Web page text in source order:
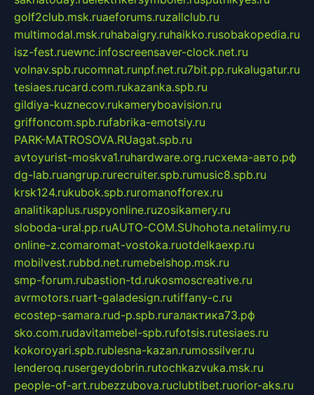
golf2club.msk.ruaeforums.ruzallclub.ru
multimodal.msk.ruhabaigry.ruhaikko.rusobakopedia.ru
isz-fest.ruewnc.infoscreensaver-clock.net.ru
volnav.spb.rucomnat.runpf.net.ru7bit.pp.rukalugatur.ru
tesiaes.rucard.com.rukazanka.spb.ru
gildiya-kuznecov.rukameryboavision.ru
griffoncom.spb.rufabrika-emotsiy.ru
PARK-MATROSOVA.RUagat.spb.ru
avtoyurist-moskva1.ruhardware.org.ruсхема-авто.рф
dg-lab.ruangrup.rurecruiter.spb.rumusic8.spb.ru
krsk124.rukubok.spb.ruromanofforex.ru
analitikaplus.ruspyonline.ruzosikamery.ru
sloboda-ural.pp.ruAUTO-COM.SUhohota.netalimy.ru
online-z.comaromat-vostoka.ruotdelkaexp.ru
mobilvest.rubbd.net.rumebelshop.msk.ru
smp-forum.rubastion-td.rukosmoscreative.ru
avrmotors.ruart-galadesign.rutiffany-c.ru
ecostep-samara.rud-p.spb.ruгалактика73.рф
sko.com.rudavitamebel-spb.rufotsis.rutesiaes.ru
kokoroyari.spb.rublesna-kazan.rumossilver.ru
lenderoq.rusergeydobrin.rutochkazvuka.msk.ru
people-of-art.rubezzubova.ruclubtibet.ruorior-aks.ru